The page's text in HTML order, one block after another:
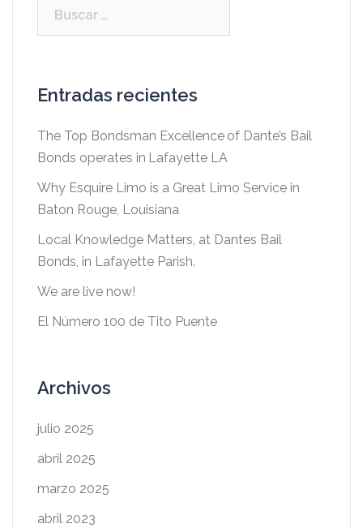
Entradas recientes
The Top Bondsman Excellence of Dante’s Bail
Bonds operates in Lafayette LA
Why Esquire Limo is a Great Limo Service in
Baton Rouge, Louisiana
Local Knowledge Matters, at Dantes Bail
Bonds, in Lafayette Parish.
We are live now!
El Número 100 de Tito Puente
Archivos
julio 2025
abril 2025
marzo 2025
abril 2023